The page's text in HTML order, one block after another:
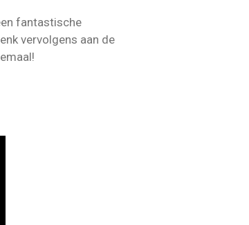
fantastische
vervolgens aan de